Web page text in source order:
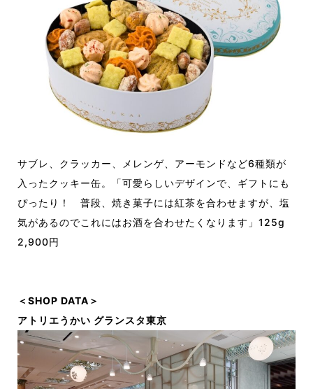
サブレ、クラッカー、メレンゲ、アーモンドなど6種類が
入ったクッキー缶。「可愛らしいデザインで、ギフトにも
ぴったり！ 普段、焼き菓子には紅茶を合わせますが、塩
気があるのでこれにはお酒を合わせたくなります」125g
2,900円
＜SHOP DATA＞
アトリエうかい グランスタ東京